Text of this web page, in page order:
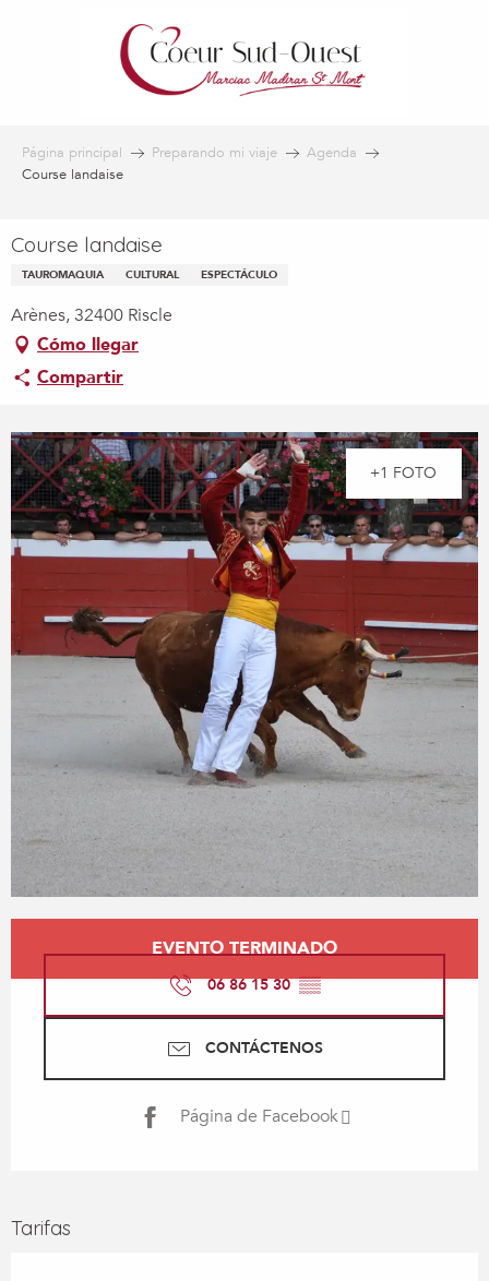
Página principal Preparando mi viaje
Agenda
Course landaise
Course landaise
TAUROMAQUIA CULTURAL ESPECTÁCULO
Arènes, 32400 Riscle
Cómo llegar
Compartir
+1 FOTO
EVENTO TERMINADO
06 86 15 30▒▒
CONTÁCTENOS
Página de Facebook
Tarifas